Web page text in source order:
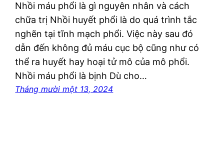
Nhồi máu phổi là gì nguyên nhân và cách
chữa trị Nhồi huyết phổi là do quá trình tắc
nghẽn tại tĩnh mạch phổi. Việc này sau đó
dẫn đến không đủ máu cục bộ cũng như có
thể ra huyết hay hoại tử mô của mô phổi.
Nhồi máu phổi là bịnh Dù cho…
Tháng mười một 13, 2024